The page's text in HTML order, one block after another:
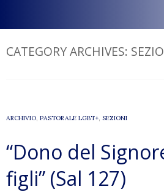
CATEGORY ARCHIVES:
ARCHIVIO, PASTORALE LGBT+, SEZIONI
“Dono del
figli” (Sal 127)